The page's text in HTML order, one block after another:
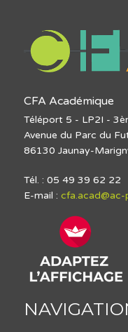
CFA Académique
Téléport 5 - LP2I -
Avenue du Parc du
86130 Jaunay-
Tél. : 05 49 39 62 22
E-mail :